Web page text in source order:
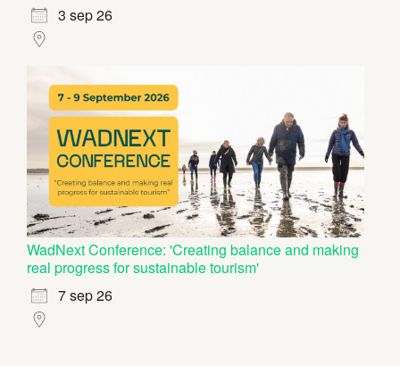
3 sep 26
WadNext Conference: 'Creating balance and making
real progress for sustainable tourism'
7 sep 26